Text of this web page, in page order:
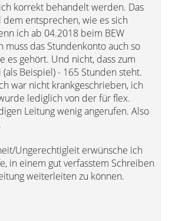
korrekt behandelt werden. Das
entsprechen, wie es sich
ich ab 04.2018 beim BEW
muss das Stundenkonto auch so
es gehört. Und nicht, dass zum
(als Beispiel) - 165 Stunden steht.
war nicht krankgeschrieben, ich
lediglich von der für flex.
Leitung wenig angerufen. Also
Ungerechtigleit erwünsche ich
in einem gut verfasstem Schreiben
weiterleiten zu können.